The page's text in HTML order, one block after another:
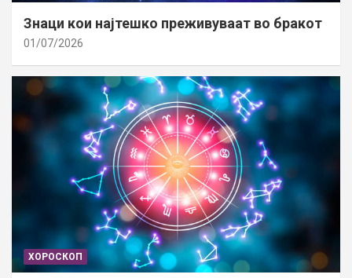
Знаци кои најтешко преживуваат во бракот
01/07/2026
ХОРОСКОП